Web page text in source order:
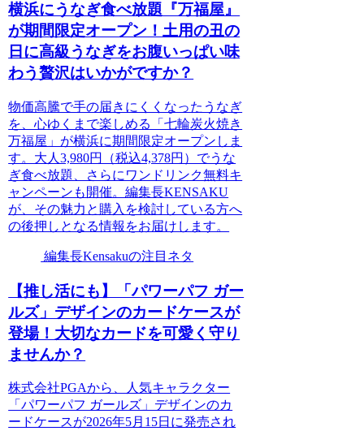
横浜にうなぎ食べ放題『万福屋』
が期間限定オープン！土用の丑の
日に高級うなぎをお腹いっぱい味
わう贅沢はいかがですか？
物価高騰で手の届きにくくなったうなぎ
を、心ゆくまで楽しめる「七輪炭火焼き
万福屋」が横浜に期間限定オープンしま
す。大人3,980円（税込4,378円）でうな
ぎ食べ放題、さらにワンドリンク無料キ
ャンペーンも開催。編集長KENSAKU
が、その魅力と購入を検討している方へ
の後押しとなる情報をお届けします。
編集長Kensakuの注目ネタ
【推し活にも】「パワーパフ ガー
ルズ」デザインのカードケースが
登場！大切なカードを可愛く守り
ませんか？
株式会社PGAから、人気キャラクター
「パワーパフ ガールズ」デザインのカ
ードケースが2026年5月15日に発売され